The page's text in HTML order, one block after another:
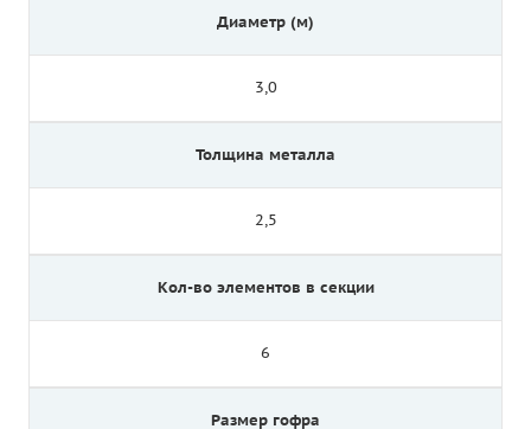
Диаметр (м)
3,0
Толщина металла
2,5
Кол-во элементов в секции
6
Размер гофра